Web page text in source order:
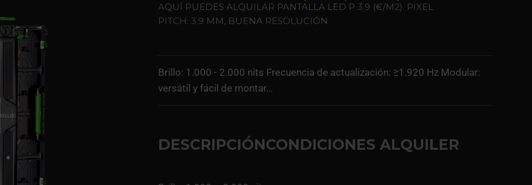
AQUÍ PUEDES ALQUILAR PANTALLA LED P 3.9 (€/M2). PIXEL
PITCH: 3.9 MM, BUENA RESOLUCIÓN
Brillo: 1.000 - 2.000 nits Frecuencia de actualización: ≥1.920 Hz Modular:
versátil y fácil de montar…
DESCRIPCIÓNCONDICIONES ALQUILER